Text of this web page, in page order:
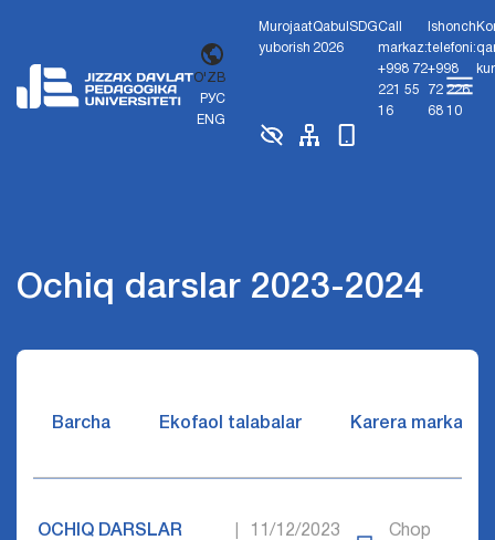
O'ZB
РУС
ENG
Murojaat
yuborish
Qabul
2026
SDGCall
markaz:
+998 72
221 55
16
Ishonch
telefoni:
+998
72 226
68 10
Ochiq darslar 2023-2024
Barcha Ekofaol talabalar Karera markazi
OCHIQ DARSLAR
11/12/2023
Chop